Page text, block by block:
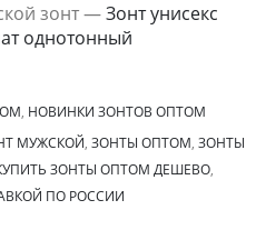
зонт —Зонт унисекс
однотонный
, НОВИНКИ ЗОНТОВ ОПТОМ
МУЖСКОЙ, ЗОНТЫ ОПТОМ, ЗОНТЫ
ЗОНТЫ ОПТОМ ДЕШЕВО,
ПО РОССИИ